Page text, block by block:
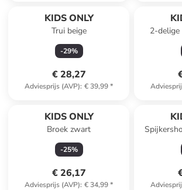
KIDS ONLY
Trui beige
-29%
€ 28,27
Adviesprijs (AVP): € 39,99*
2-delige
KIDS ONLY
Broek zwart
-25%
€ 26,17
Adviesprijs (AVP): € 34,99*